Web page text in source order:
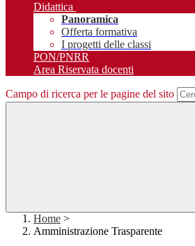
Didattica
Panoramica
Offerta formativa
I progetti delle classi
PON/PNRR
Area Riservata docenti
Campo di ricerca per le pagine del sito
Home >
Amministrazione Trasparente